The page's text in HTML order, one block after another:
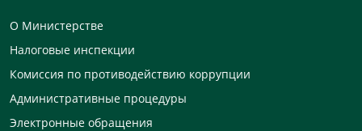
О Министерстве
Налоговые инспекции
Комиссия по противодействию коррупции
Административные процедуры
Электронные обращения